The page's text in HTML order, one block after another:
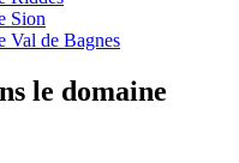
Sion
Val de Bagnes
le domaine